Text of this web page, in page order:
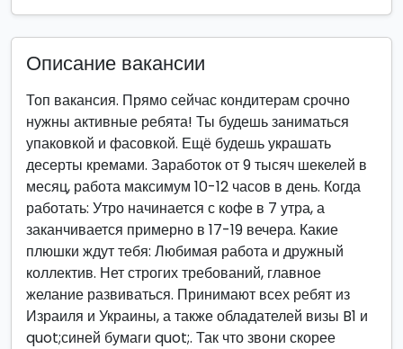
Описание вакансии
Топ вакансия. Прямо сейчас кондитерам срочно
нужны активные ребята! Ты будешь заниматься
упаковкой и фасовкой. Ещё будешь украшать
десерты кремами. Заработок от 9 тысяч шекелей в
месяц, работа максимум 10-12 часов в день. Когда
работать: Утро начинается с кофе в 7 утра, а
заканчивается примерно в 17-19 вечера. Какие
плюшки ждут тебя: Любимая работа и дружный
коллектив. Нет строгих требований, главное
желание развиваться. Принимают всех ребят из
Израиля и Украины, а также обладателей визы B1 и
quot;синей бумаги quot;. Так что звони скорее